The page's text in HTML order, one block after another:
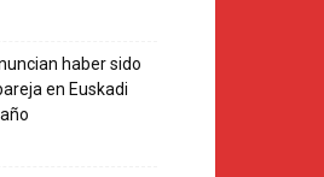
haber sido
en Euskadi